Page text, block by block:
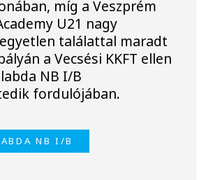
míg a Veszprém
U21 nagy
találattal maradt
a Vecsési KKFT ellen
NB I/B
fordulójában.
NB I/B